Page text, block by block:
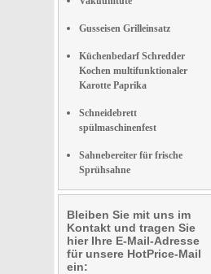
Gusseisen Grilleinsatz
Küchenbedarf Schredder
Kochen multifunktionaler
Karotte Paprika
Schneidebrett
spülmaschinenfest
Sahnebereiter für frische
Sprühsahne
Bleiben Sie mit uns im
Kontakt und tragen Sie
hier Ihre E-Mail-Adresse
für unsere HotPrice-Mail
ein: